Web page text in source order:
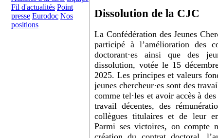
Dissolution de la CJC
La Confédération des Jeunes
participé à l’amélioration des
doctorant·es ainsi que des
dissolution, votée le 15
2025. Les principes et valeurs
jeunes chercheur·es sont des
comme tel·les et avoir accès à
travail décentes, des
collègues titulaires et de leur
Parmi ses victoires, on compte
Fil d'actualités Point
presse Eurodoc Nos
positions